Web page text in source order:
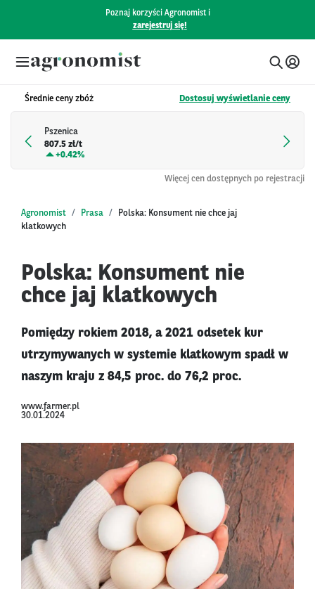
Poznaj korzyści Agronomist i
zarejestruj się!
Średnie ceny zbóż Dostosuj wyświetlanie ceny
Pszenica
807.5 zł/t
+0.42%
Więcej cen dostępnych po rejestracji
Agronomist Prasa
Polska: Konsument nie chce jaj
klatkowych
Polska: Konsument nie
chce jaj klatkowych
Pomiędzy rokiem 2018, a 2021 odsetek kur
utrzymywanych w systemie klatkowym spadł w
naszym kraju z 84,5 proc. do 76,2 proc.
www.farmer.pl
30.01.2024